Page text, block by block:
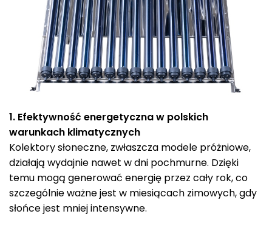
1. Efektywność energetyczna w polskich
warunkach klimatycznych
Kolektory słoneczne, zwłaszcza modele próżniowe,
działają wydajnie nawet w dni pochmurne. Dzięki
temu mogą generować energię przez cały rok, co
szczególnie ważne jest w miesiącach zimowych, gdy
słońce jest mniej intensywne.